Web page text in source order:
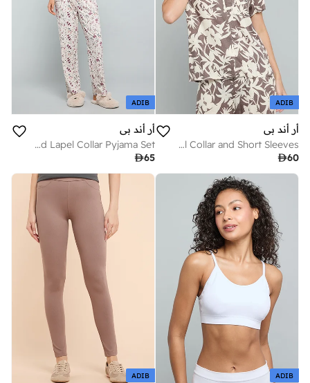
ADIB
أر أند بي
Floral Print Shirt with Lapel Collar and Short Sleeves
60
ADIB
أر أند بي
Printed Lapel Collar Pyjama Set
65
ADIB
ADIB